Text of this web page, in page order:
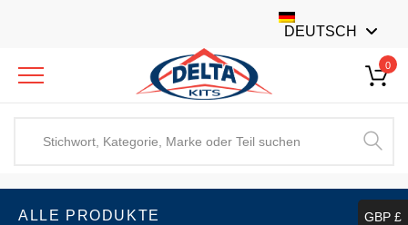
DEUTSCH
0
ALLE PRODUKTE GBP £